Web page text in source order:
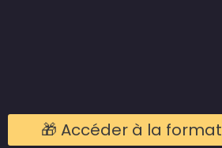
🎁 Accéder à la